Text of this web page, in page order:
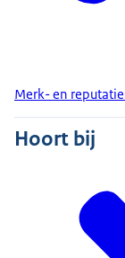
Merk- en
Hoort bij